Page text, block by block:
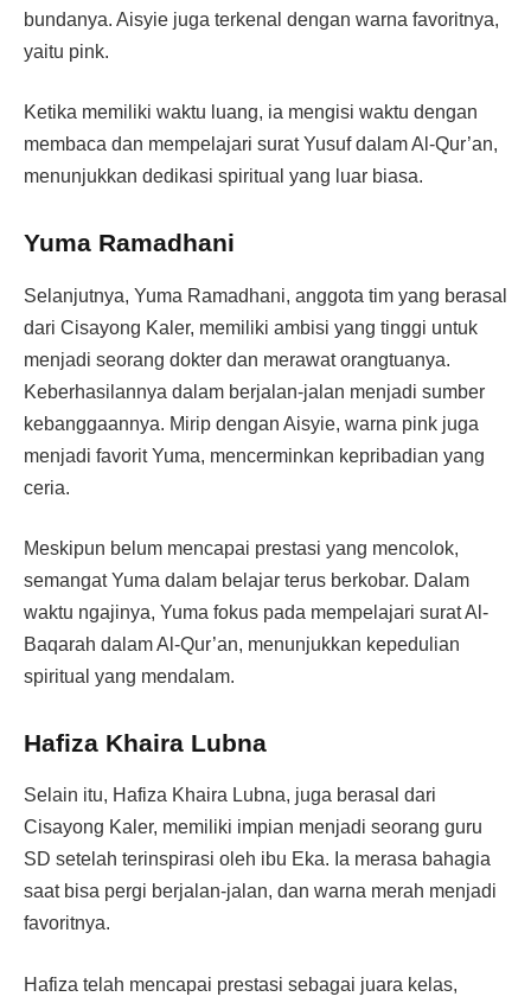
bundanya. Aisyie juga terkenal dengan warna favoritnya,
yaitu pink.
Ketika memiliki waktu luang, ia mengisi waktu dengan
membaca dan mempelajari surat Yusuf dalam Al-Qur’an,
menunjukkan dedikasi spiritual yang luar biasa.
Yuma Ramadhani
Selanjutnya, Yuma Ramadhani, anggota tim yang berasal
dari Cisayong Kaler, memiliki ambisi yang tinggi untuk
menjadi seorang dokter dan merawat orangtuanya.
Keberhasilannya dalam berjalan-jalan menjadi sumber
kebanggaannya. Mirip dengan Aisyie, warna pink juga
menjadi favorit Yuma, mencerminkan kepribadian yang
ceria.
Meskipun belum mencapai prestasi yang mencolok,
semangat Yuma dalam belajar terus berkobar. Dalam
waktu ngajinya, Yuma fokus pada mempelajari surat Al-
Baqarah dalam Al-Qur’an, menunjukkan kepedulian
spiritual yang mendalam.
Hafiza Khaira Lubna
Selain itu, Hafiza Khaira Lubna, juga berasal dari
Cisayong Kaler, memiliki impian menjadi seorang guru
SD setelah terinspirasi oleh ibu Eka. Ia merasa bahagia
saat bisa pergi berjalan-jalan, dan warna merah menjadi
favoritnya.
Hafiza telah mencapai prestasi sebagai juara kelas,